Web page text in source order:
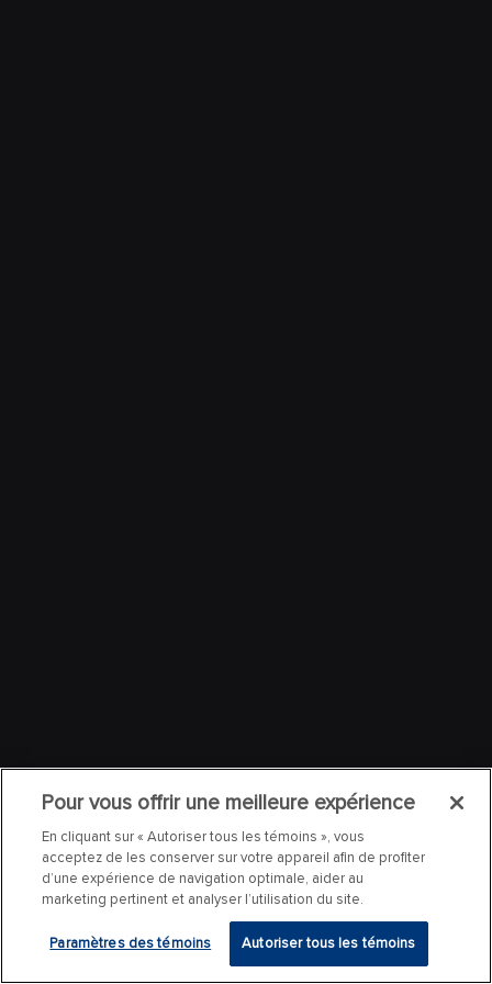
Pour vous offrir une meilleure expérience
En cliquant sur « Autoriser tous les témoins », vous
acceptez de les conserver sur votre appareil afin de profiter
d’une expérience de navigation optimale, aider au
marketing pertinent et analyser l’utilisation du site.
Paramètres des témoins Autoriser tous les témoins